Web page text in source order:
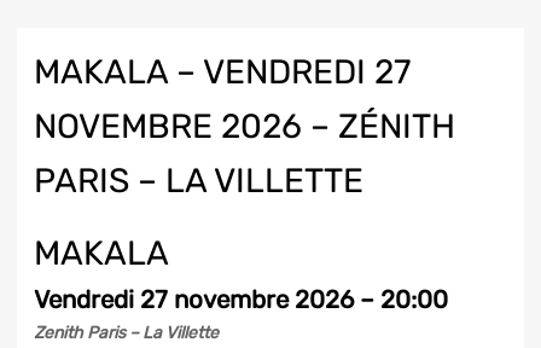
MAKALA – VENDREDI 27
NOVEMBRE 2026 – ZÉNITH
PARIS – LA VILLETTE
MAKALA
Vendredi 27 novembre 2026 – 20:00
Zenith Paris – La Villette